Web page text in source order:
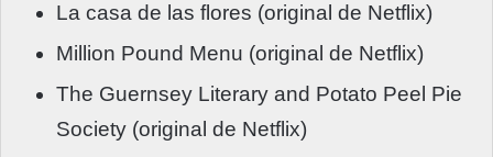
La casa de las flores (original de Netflix)
Million Pound Menu (original de Netflix)
The Guernsey Literary and Potato Peel Pie
Society (original de Netflix)